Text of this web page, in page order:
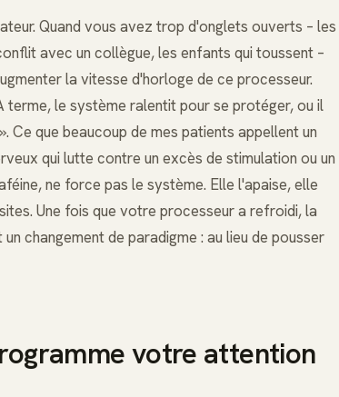
Quand vous avez trop d'onglets ouverts – les
avec un collègue, les enfants qui toussent –
la vitesse d'horloge de ce processeur.
terme, le système ralentit pour se protéger, ou il
que beaucoup de mes patients appellent un
qui lutte contre un excès de stimulation ou un
ne force pas le système. Elle l'apaise, elle
Une fois que votre processeur a refroidi, la
changement de paradigme : au lieu de pousser
votre attention